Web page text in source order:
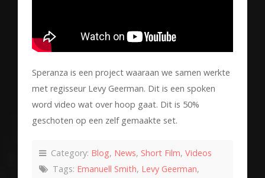
Speranza is een project waaraan we samen werkte
met regisseur Levy Geerman. Dit is een spoken
word video wat over hoop gaat. Dit is 50%
geschoten op een zelf gemaakte set.
Category: Blog, News, Short Film, Videos
Tags: Emanuell Smith, Levy Geerman,